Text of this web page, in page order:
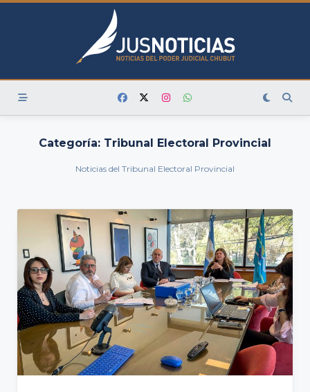
Skip
Categoría: Tribunal Electoral Provincial
Noticias del Tribunal Electoral Provincial